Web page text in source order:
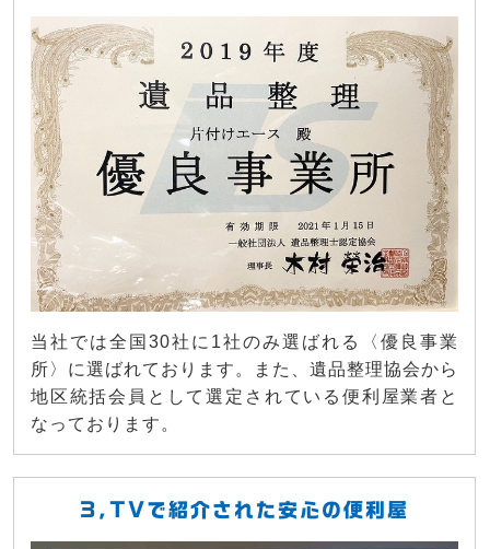
当社では全国30社に1社のみ選ばれる〈優良事業
所〉に選ばれております。また、遺品整理協会から
地区統括会員として選定されている便利屋業者と
なっております。
3,TVで紹介された安心の便利屋